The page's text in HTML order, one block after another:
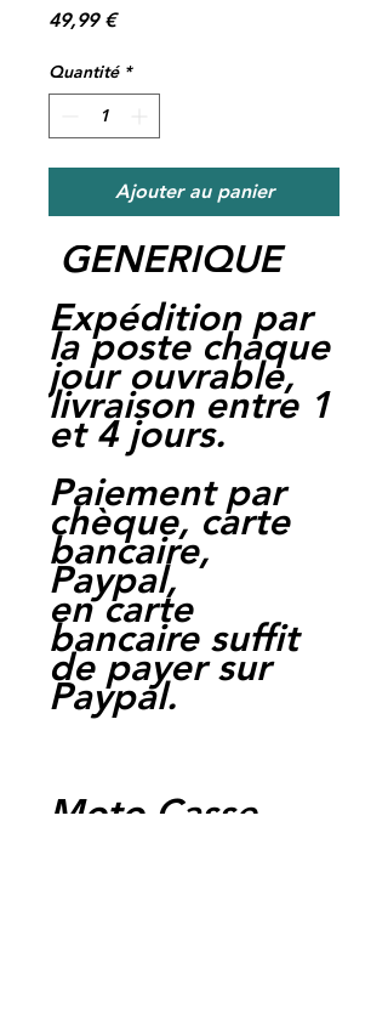
49,99 €Prix
Quantité *
Ajouter au panier
GENERIQUE
Expédition par
la poste chaque
jour ouvrable,
livraison entre 1
et 4 jours.
Paiement par
chèque, carte
bancaire,
Paypal,
en carte
bancaire suffit
de payer sur
Paypal.
Moto Casse